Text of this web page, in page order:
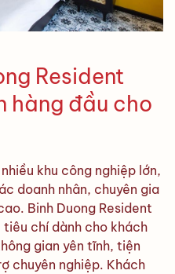
Resident
hàng đầu cho
khu công nghiệp lớn,
doanh nhân, chuyên gia
Binh Duong Resident
chí dành cho khách
gian yên tĩnh, tiện
chuyên nghiệp. Khách